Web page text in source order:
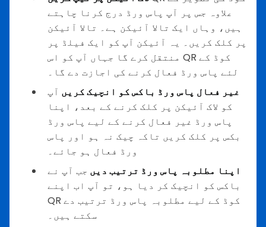
علاوہ جس پر آپ پاس ورڈ درج کرنا چاہتے
ہیں، وہاں ایک تالا آئیکن ہے۔ تالا آئیکن
پر کلک کریں۔ یہ آئیکن آپ کو ایک فیلڈ پر
منتقل کرے گا جہاں آپ کو اس QR کوڈ کے
لئے پاس ورڈ فعال کرنے کی اجازت دے گا۔
غیر فعال پاس ورڈ باکس کو انچیک کریں آپ
کو لاک آئیکن پر کلک کرنے کے بعد، اپنا
پاس ورڈ غیر فعال کرنے کے لیے پاس ورڈ
بکس پر کلک کریں تاکہ چیک نہ ہو اور پاس
ورڈ فعال ہو جائے۔
اپنا مطلوبہ پاس ورڈ ترتیب دیں جب آپ نے
باکس کو انچیک کر دیا ہو، تو آپ اب اپنے
QR کوڈ کے لیے مطلوبہ پاس ورڈ ترتیب دے
سکتے ہیں۔